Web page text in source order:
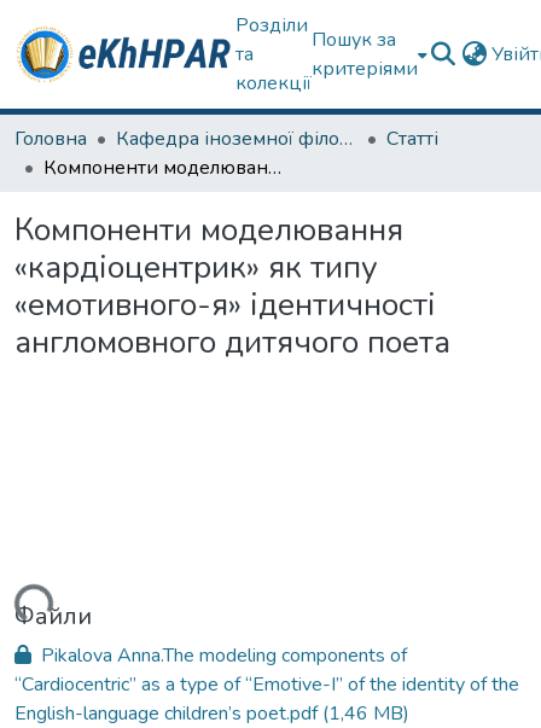
Розділи
та
колекції
Пошук за
критеріями
Головна Кафедра іноземної філології
Статті
Компоненти моделювання «кардіоцентрик» як типу «емотивного-я» ідентичності англомовного дитячого поета
Компоненти моделювання
«кардіоцентрик» як типу
«емотивного-я» ідентичності
англомовного дитячого поета
Файли
Pikalova Anna.The modeling components of
“Cardiocentric” as a type of “Emotive-I” of the identity of the
English-language children’s poet.pdf(1,46 MB)